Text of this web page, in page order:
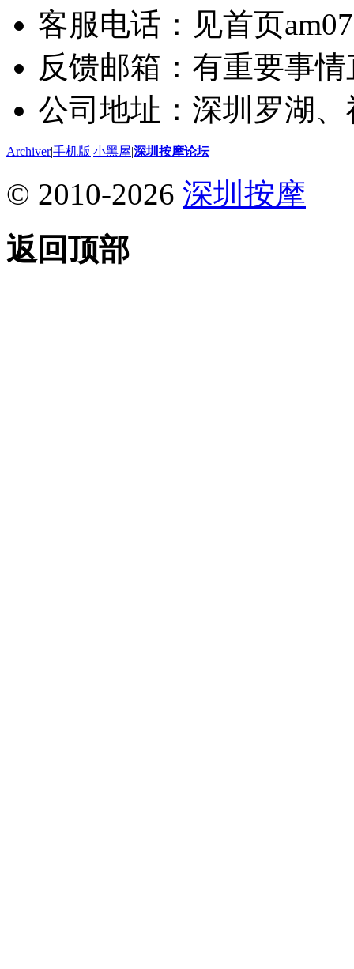
客服电话：见首页
反馈邮箱：有重要事
公司地址：深圳罗湖
Archiver|手机版|小黑屋|深圳按摩论坛
© 2010-2026 深圳按摩
返回顶部